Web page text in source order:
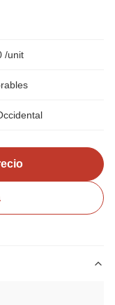
/unit